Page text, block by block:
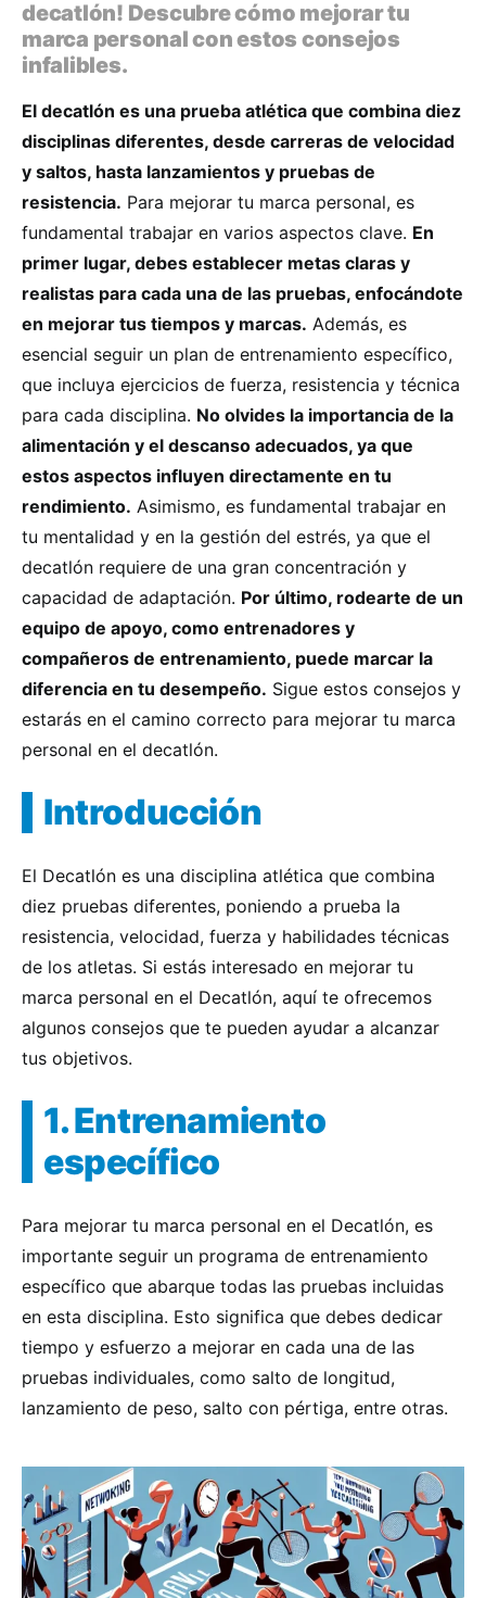
decatlón! Descubre cómo mejorar tu
marca personal con estos consejos
infalibles.
El decatlón es una prueba atlética que combina diez
disciplinas diferentes, desde carreras de velocidad
y saltos, hasta lanzamientos y pruebas de
resistencia. Para mejorar tu marca personal, es
fundamental trabajar en varios aspectos clave. En
primer lugar, debes establecer metas claras y
realistas para cada una de las pruebas, enfocándote
en mejorar tus tiempos y marcas. Además, es
esencial seguir un plan de entrenamiento específico,
que incluya ejercicios de fuerza, resistencia y técnica
para cada disciplina. No olvides la importancia de la
alimentación y el descanso adecuados, ya que
estos aspectos influyen directamente en tu
rendimiento. Asimismo, es fundamental trabajar en
tu mentalidad y en la gestión del estrés, ya que el
decatlón requiere de una gran concentración y
capacidad de adaptación. Por último, rodearte de un
equipo de apoyo, como entrenadores y
compañeros de entrenamiento, puede marcar la
diferencia en tu desempeño. Sigue estos consejos y
estarás en el camino correcto para mejorar tu marca
personal en el decatlón.
Introducción
El Decatlón es una disciplina atlética que combina
diez pruebas diferentes, poniendo a prueba la
resistencia, velocidad, fuerza y habilidades técnicas
de los atletas. Si estás interesado en mejorar tu
marca personal en el Decatlón, aquí te ofrecemos
algunos consejos que te pueden ayudar a alcanzar
tus objetivos.
1. Entrenamiento
específico
Para mejorar tu marca personal en el Decatlón, es
importante seguir un programa de entrenamiento
específico que abarque todas las pruebas incluidas
en esta disciplina. Esto significa que debes dedicar
tiempo y esfuerzo a mejorar en cada una de las
pruebas individuales, como salto de longitud,
lanzamiento de peso, salto con pértiga, entre otras.